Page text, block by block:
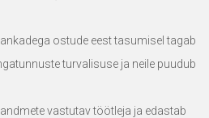
ostude eest tasumisel tagab
turvalisuse ja neile puudub
vastutav töötleja ja edastab